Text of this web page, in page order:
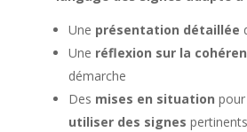
Une présentation détaillée
Une réflexion sur la
démarche
Des mises en situation pour
utiliser des signes